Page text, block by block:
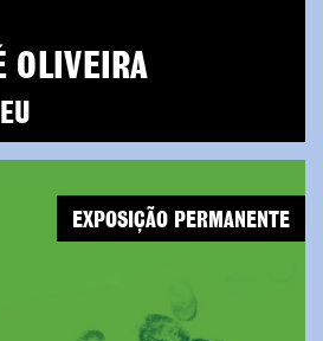
OLIVEIRA
EXPOSIÇÃO PERMANENTE